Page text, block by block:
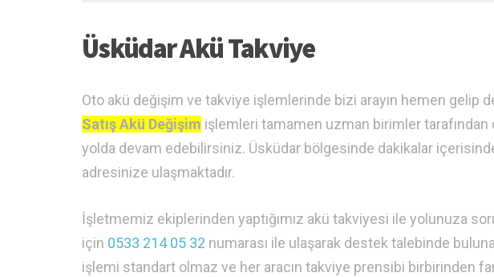
Üsküdar Akü Takviye
Oto akü değişim ve takviye işlemlerinde bizi arayın hemen gelip
Satış Akü Değişim işlemleri tamamen uzman birimler tarafından
yolda devam edebilirsiniz. Üsküdar bölgesinde dakikalar
adresinize ulaşmaktadır.
İşletmemiz ekiplerinden yaptığımız akü takviyesi ile yolunuza
için 0533 214 05 32 numarası ile ulaşarak destek talebinde
işlemi standart olmaz ve her aracın takviye prensibi birbirinden